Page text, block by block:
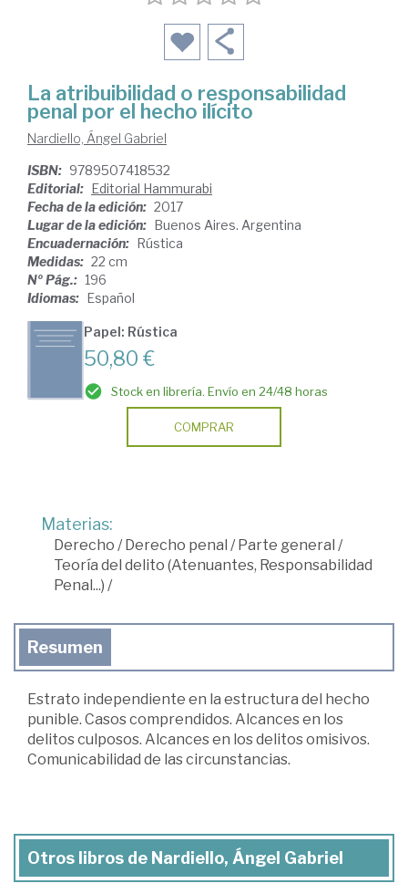
La atribuibilidad o responsabilidad
penal por el hecho ilícito
Nardiello, Ángel Gabriel
ISBN: 9789507418532
Editorial: Editorial Hammurabi
Fecha de la edición: 2017
Lugar de la edición: Buenos Aires. Argentina
Encuadernación: Rústica
Medidas: 22 cm
Nº Pág.: 196
Idiomas: Español
Papel: Rústica
50,80 €
Stock en librería. Envío en 24/48 horas
COMPRAR
Materias:
Derecho / Derecho penal / Parte general /
Teoría del delito (Atenuantes, Responsabilidad
Penal...) /
Resumen
Estrato independiente en la estructura del hecho
punible. Casos comprendidos. Alcances en los
delitos culposos. Alcances en los delitos omisivos.
Comunicabilidad de las circunstancias.
Otros libros de Nardiello, Ángel Gabriel